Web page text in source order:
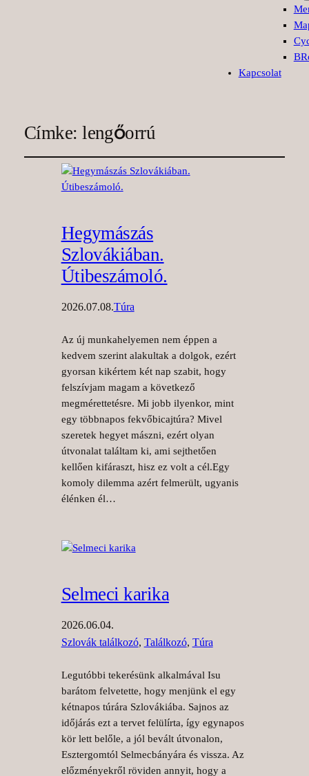
Kapcsolat
Címke:lengőorrú
Hegymászás
Szlovákiában.
Útibeszámoló.
2026.07.08.Túra
Az új munkahelyemen nem éppen a
kedvem szerint alakultak a dolgok, ezért
gyorsan kikértem két nap szabit, hogy
felszívjam magam a következő
megmérettetésre. Mi jobb ilyenkor, mint
egy többnapos fekvőbicajtúra? Mivel
szeretek hegyet mászni, ezért olyan
útvonalat találtam ki, ami sejthetően
kellően kifáraszt, hisz ez volt a cél.Egy
komoly dilemma azért felmerült, ugyanis
élénken él…
Selmeci karika
2026.06.04.
Szlovák találkozó, Találkozó, Túra
Legutóbbi tekerésünk alkalmával Isu
barátom felvetette, hogy menjünk el egy
kétnapos túrára Szlovákiába. Sajnos az
időjárás ezt a tervet felülírta, így egynapos
kör lett belőle, a jól bevált útvonalon,
Esztergomtól Selmecbányára és vissza. Az
előzményekről röviden annyit, hogy a